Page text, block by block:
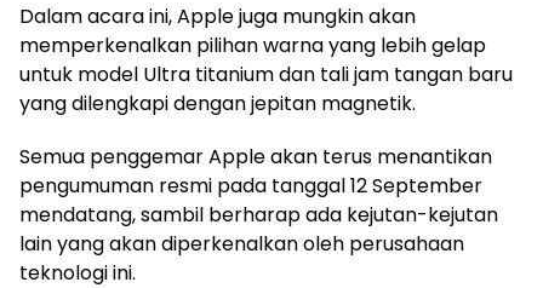
Dalam acara ini, Apple juga mungkin akan
memperkenalkan pilihan warna yang lebih gelap
untuk model Ultra titanium dan tali jam tangan baru
yang dilengkapi dengan jepitan magnetik.
Semua penggemar Apple akan terus menantikan
pengumuman resmi pada tanggal 12 September
mendatang, sambil berharap ada kejutan-kejutan
lain yang akan diperkenalkan oleh perusahaan
teknologi ini.